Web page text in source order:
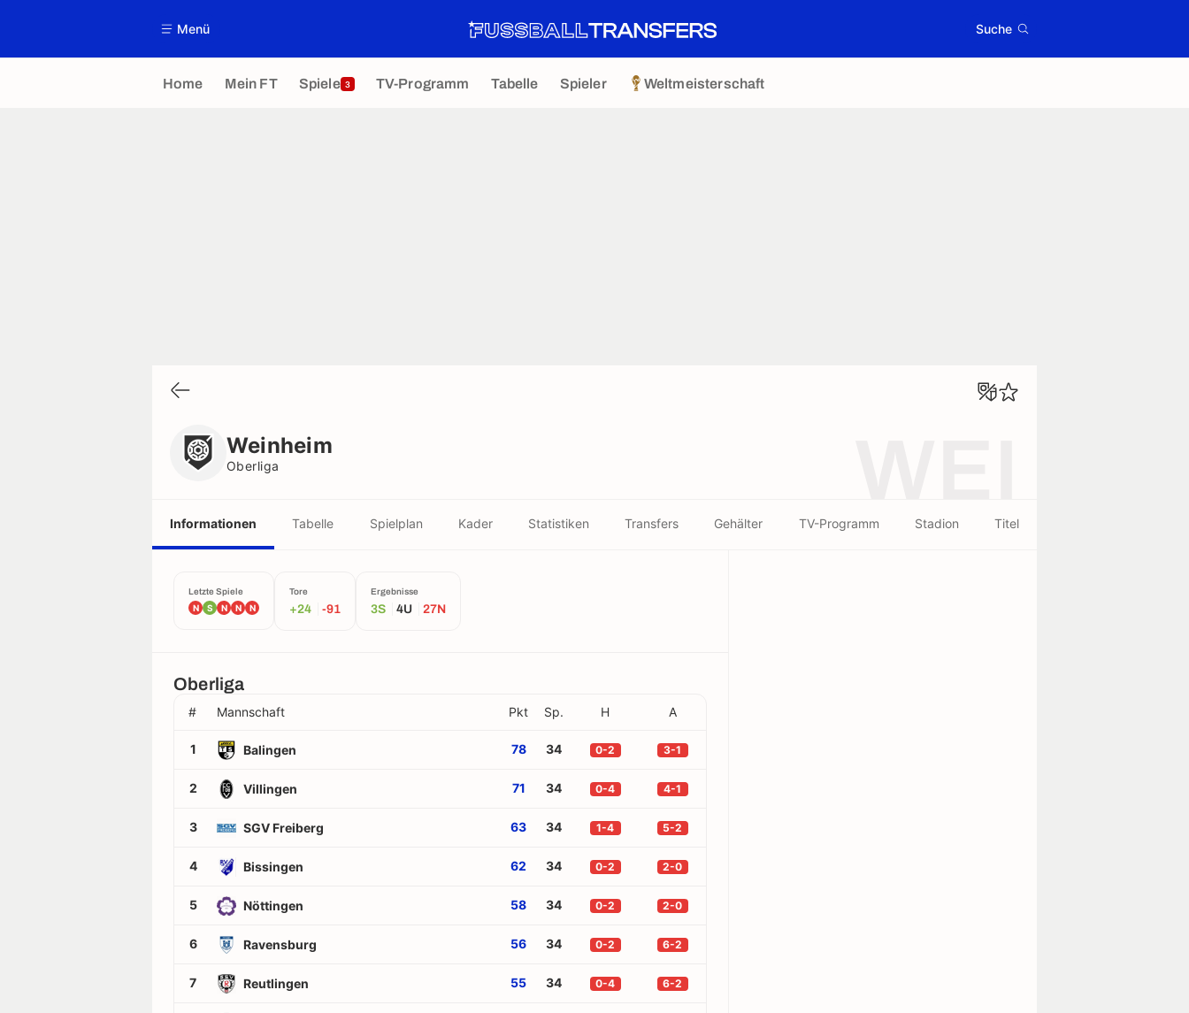
Menü Suche
Home Mein FT Spiele 3 TV-Programm Tabelle Spieler Weltmeisterschaft
Weinheim
Oberliga
Informationen Tabelle Spielplan Kader Statistiken Transfers Gehälter TV-Programm Stadion Titel
Letzte Spiele
N S N N N
Tore
+24 -91
Ergebnisse
3S 4U 27N
Oberliga
# Mannschaft Pkt Sp. H A
1 Balingen 78 34 0-2 3-1
2 Villingen 71 34 0-4 4-1
3 SGV Freiberg 63 34 1-4 5-2
4 Bissingen 62 34 0-2 2-0
5 Nöttingen 58 34 0-2 2-0
6 Ravensburg 56 34 0-2 6-2
7 Reutlingen 55 34 0-4 6-2